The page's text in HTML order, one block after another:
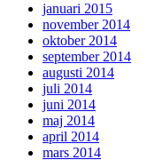
januari 2015
november 2014
oktober 2014
september 2014
augusti 2014
juli 2014
juni 2014
maj 2014
april 2014
mars 2014